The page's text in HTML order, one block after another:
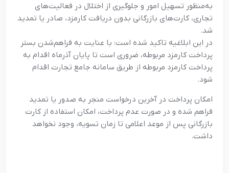
به‌منظور تسهیل امور و جلوگیری از اختلال در فعالیت‌های
تجاری، کارت‌‌های بازرگانی بدون دریافت کارمزد، صادر یا تمدید
شد.
در این ابلاغیه تاکید شده است: با عنایت به فراهم‌شدن بستر
پرداخت کارمزد مربوطه، ضروری است تا پایان آذرماه اقدام به
پرداخت کارمزد مربوطه از طریق سامانه جامع تجارت اقدام
شود.
امکان پرداخت در آخرین درخواست منجر به صدور یا تمدید
فراهم شده و در صورت عدم پرداخت، امکان استفاده از کارت
بازرگانی پس از موعد اعلامی تا زمان تسویه، وجود نخواهد
داشت.